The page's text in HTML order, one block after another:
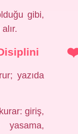
gibi,
yazıda
giriş,